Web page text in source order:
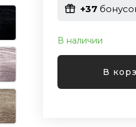
+37
В наличии
В